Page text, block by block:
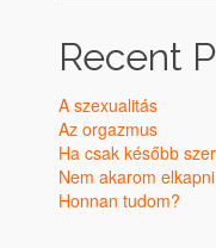
Recent
A szexualitás
Az orgazmus
Ha csak később
Nem akarom elkapni
Honnan tudom?